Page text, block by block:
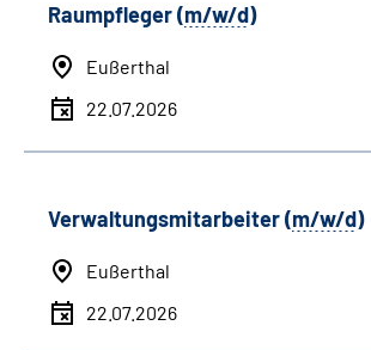
Raumpfleger (m/w/d)
Eußerthal
22.07.2026
Verwaltungsmitarbeiter (m/w/d)
Eußerthal
22.07.2026